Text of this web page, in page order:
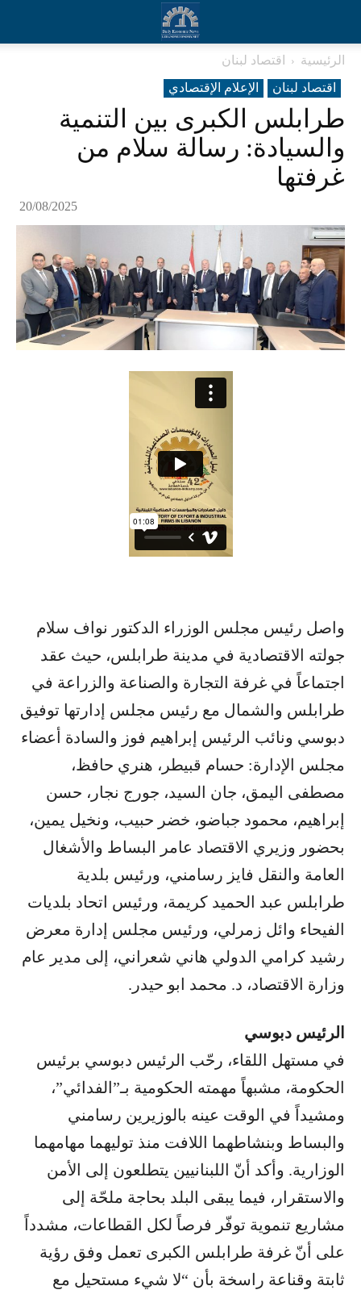
الرئيسية
اقتصاد لبنان
اقتصاد لبنان
الإعلام الإقتصادي
طرابلس الكبرى بين التنمية
والسيادة: رسالة سلام من
غرفتها
20/08/2025
واصل رئيس مجلس الوزراء الدكتور نواف سلام
جولته الاقتصادية في مدينة طرابلس، حيث عقد
اجتماعاً في غرفة التجارة والصناعة والزراعة في
طرابلس والشمال مع رئيس مجلس إدارتها توفيق
دبوسي ونائب الرئيس إبراهيم فوز والسادة أعضاء
مجلس الإدارة: حسام قبيطر، هنري حافظ،
مصطفى اليمق، جان السيد، جورج نجار، حسن
إبراهيم، محمود جباضو، خضر حبيب، ونخيل يمين،
بحضور وزيري الاقتصاد عامر البساط والأشغال
العامة والنقل فايز رسامني، ورئيس بلدية
طرابلس عبد الحميد كريمة، ورئيس اتحاد بلديات
الفيحاء وائل زمرلي، ورئيس مجلس إدارة معرض
رشيد كرامي الدولي هاني شعراني، إلى مدير عام
وزارة الاقتصاد، د. محمد ابو حيدر.
الرئيس دبوسي
في مستهل اللقاء، رحّب الرئيس دبوسي برئيس
الحكومة، مشبهاً مهمته الحكومية بـ”الفدائي”،
ومشيداً في الوقت عينه بالوزيرين رسامني
والبساط وبنشاطهما اللافت منذ توليهما مهامهما
الوزارية. وأكد أنّ اللبنانيين يتطلعون إلى الأمن
والاستقرار، فيما يبقى البلد بحاجة ملحّة إلى
مشاريع تنموية توفّر فرصاً لكل القطاعات، مشدداً
على أنّ غرفة طرابلس الكبرى تعمل وفق رؤية
ثابتة وقناعة راسخة بأن “لا شيء مستحيل مع